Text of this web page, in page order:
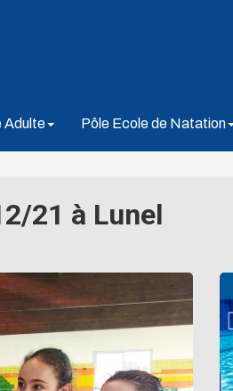
Adulte Pôle Ecole de Natation
21 à Lunel